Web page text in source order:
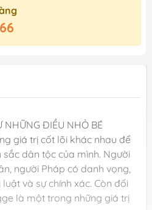
NHỮNG ĐIỀU NHỎ BÉ
giá trị cốt lõi khác nhau để
dân tộc của mình. Người
người Pháp có danh vọng,
và sự chính xác. Còn đối
là một trong những giá trị